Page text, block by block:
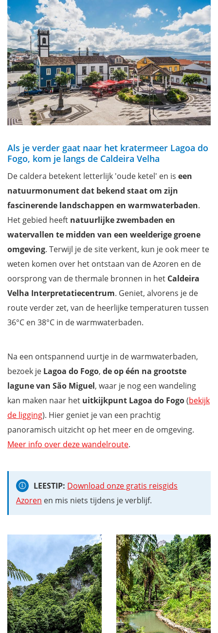
Als je verder gaat naar het kratermeer Lagoa do
Fogo, kom je langs de Caldeira Velha
De caldera betekent letterlijk 'oude ketel' en is een
natuurmonument dat bekend staat om zijn
fascinerende landschappen en warmwaterbaden.
Het gebied heeft natuurlijke zwembaden en
watervallen te midden van een weelderige groene
omgeving. Terwijl je de site verkent, kun je ook meer te
weten komen over het ontstaan van de Azoren en de
oorsprong van de thermale bronnen in het Caldeira
Velha Interpretatiecentrum. Geniet, alvorens je de
route verder zet, van de heerlijke temperaturen tussen
36°C en 38°C in de warmwaterbaden.
Na een ontspannend uurtje in de warmwaterbaden,
bezoek je Lagoa do Fogo, de op één na grootste
lagune van São Miguel, waar je nog een wandeling
kan maken naar het uitkijkpunt Lagoa do Fogo(bekijk
de ligging). Hier geniet je van een prachtig
panoramisch uitzicht op het meer en de omgeving.
Meer info over deze wandelroute.
LEESTIP: Download onze gratis reisgids
Azoren en mis niets tijdens je verblijf.